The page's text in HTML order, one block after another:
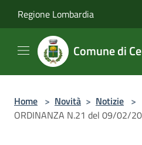
Regione Lombardia
Comune di
Home > Novità > Notizie >
ORDINANZA N.21 del 09/02/